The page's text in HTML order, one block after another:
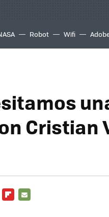
Robot Wifi
Cristian